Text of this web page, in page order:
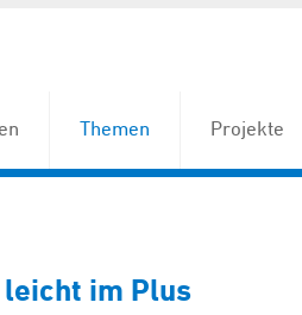
Themen Projekte
im Plus